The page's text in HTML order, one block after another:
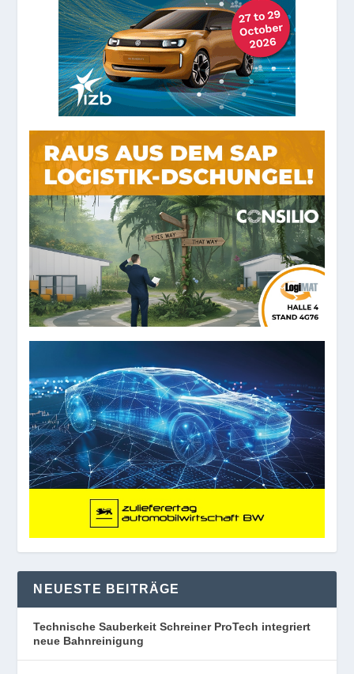
NEUESTE BEITRÄGE
Technische Sauberkeit Schreiner ProTech integriert
neue Bahnreinigung